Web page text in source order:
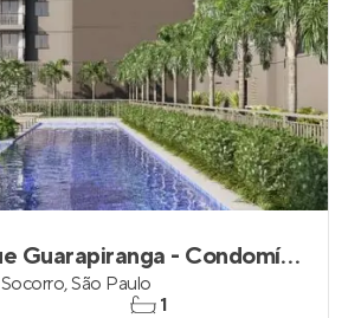
Cidade Parque Guarapiranga - Condomínio Atlântica
Socorro,São Paulo
1